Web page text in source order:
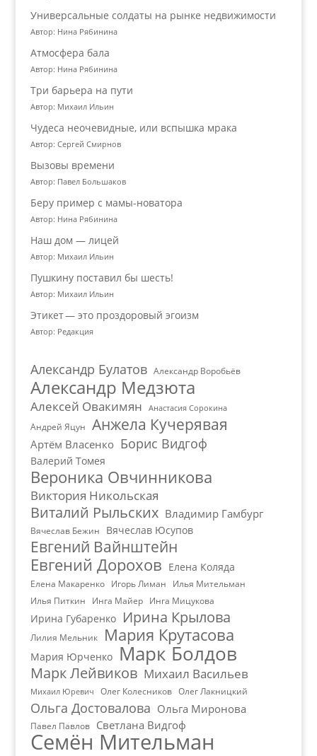
Универсальные солдаты на рынке недвижимости
Автор: Нина Рябинина
Атмосфера бала
Автор: Нина Рябинина
Три барьера на пути
Автор: Михаил Ильин
Чудеса неочевидные, или вспышка мрака
Автор: Сергей Смирнов
Вызовы времени
Автор: Павел Большаков
Беру пример с мамы-новатора
Автор: Нина Рябинина
Наш дом — лицей
Автор: Михаил Ильин
Пушкину поставил бы шесть!
Автор: Михаил Ильин
Этикет — это проздоровый эгоизм
Автор: Редакция
Александр Булатов Александр Воробьёв
Александр Медзюта
Алексей Овакимян Анастасия Сорокина
Андрей Яцун Анжела Кучерявая
Артём Власенко Борис Видгоф
Валерий Томея
Вероника Овчинникова
Виктория Никольская
Виталий Рыльских Владимир Гамбург
Вячеслав Бежин Вячеслав Юсупов
Евгений Вайнштейн
Евгений Дорохов Елена Коляда
Елена Макаренко Игорь Лиман
Илья Мительман
Илья Питкин
Инга Майер Инга Мицукова
Ирина Губаренко Ирина Крылова
Лилия Мельник Мария Крутасова
Мария Юрченко Марк Болдов
Марк Лейвиков Михаил Васильев
Михаил Юревич Олег Колесников Олег Лакницкий
Ольга Достовалова Ольга Миронова
Павел Павлов Светлана Видгоф
Семён Мительман